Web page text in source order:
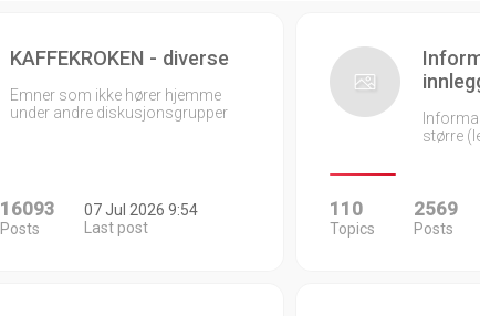
KAFFEKROKEN - diverse
Emner som ikke hører hjemme
under andre diskusjonsgrupper
16093
Posts
07 Jul 2026 9:54
Last post
større
110
Topics
2569
Posts